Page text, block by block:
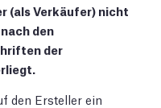
(als Verkäufer) nicht
den
der
den Ersteller ein